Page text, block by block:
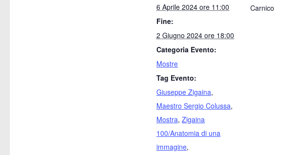
6 Aprile 2024 ore 11:00
Fine:
2 Giugno 2024 ore 18:00
Categoria Evento:
Mostre
Tag Evento:
Giuseppe Zigaina,
Maestro Sergio Colussa,
Mostra, Zigaina
100/Anatomia di una
immagine,
Carnico